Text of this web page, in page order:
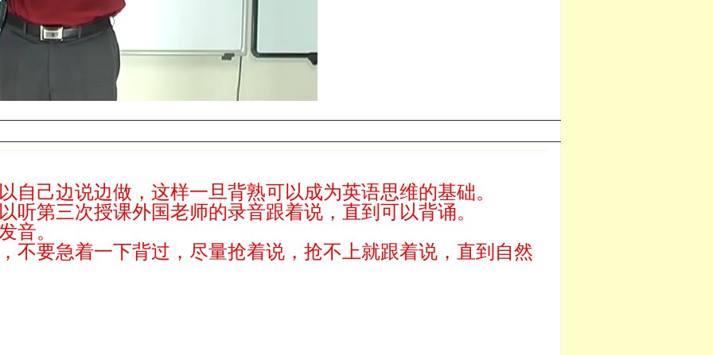
自己边说边做，这样一旦背熟可以成为英语思维的基础。
听第三次授课外国老师的录音跟着说，直到可以背诵。
音。
不要急着一下背过，尽量抢着说，抢不上就跟着说，直到自然